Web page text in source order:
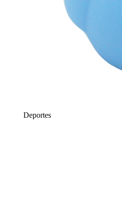
Deportes